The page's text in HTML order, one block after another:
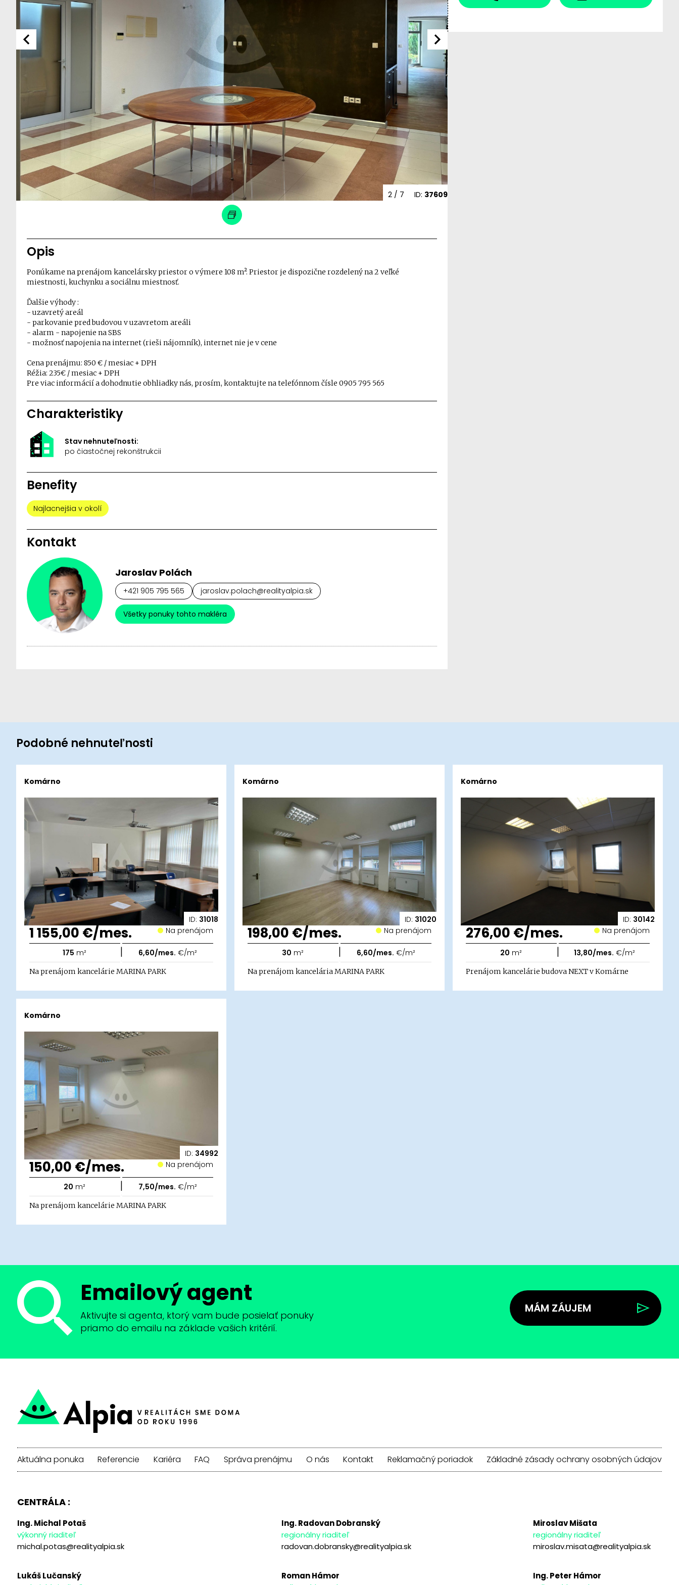
ID: 37609
2/ 7
Opis
Ponúkame na prenájom kancelársky priestor o výmere 108 m². Priestor je dispozične rozdelený na 2 veľké
miestnosti, kuchynku a sociálnu miestnosť.
Ďalšie výhody :
- uzavretý areál
- parkovanie pred budovou v uzavretom areáli
- alarm - napojenie na SBS
- možnosť napojenia na internet (rieši nájomník), internet nie je v cene
Cena prenájmu: 850 € / mesiac + DPH
Réžia: 235€ / mesiac + DPH
Pre viac informácií a dohodnutie obhliadky nás, prosím, kontaktujte na telefónnom čísle 0905 795 565
Charakteristiky
Stav nehnuteľnosti:
po čiastočnej rekonštrukcii
Benefity
Najlacnejšia v okolí
Kontakt
Jaroslav Polách
+421 905 795 565 jaroslav.polach@realityalpia.sk
Všetky ponuky tohto makléra
Podobné nehnuteľnosti
ID: 31018
Komárno
1 155,00 €/mes. Na prenájom
175 m² | 6,60/mes. €/m²
Na prenájom kancelárie MARINA PARK
ID: 31020
Komárno
198,00 €/mes. Na prenájom
30 m² | 6,60/mes. €/m²
Na prenájom kancelária MARINA PARK
ID: 30142
Komárno
276,00 €/mes. Na prenájom
20 m² | 13,80/mes. €/m²
Prenájom kancelárie budova NEXT v Komárne
ID: 34992
Komárno
150,00 €/mes. Na prenájom
20 m² | 7,50/mes. €/m²
Na prenájom kancelárie MARINA PARK
Emailový agent
Aktivujte si agenta, ktorý vam bude posielať ponuky
priamo do emailu na základe vašich kritérií.
MÁM ZÁUJEM
Aktuálna ponuka Referencie Kariéra FAQ Správa prenájmu O nás Kontakt Reklamačný poriadok Základné zásady ochrany osobných údajov
CENTRÁLA :
Ing. Michal Potaš
výkonný riaditeľ
michal.potas@realityalpia.sk
Ing. Radovan Dobranský
regionálny riaditeľ
radovan.dobransky@realityalpia.sk
Miroslav Mišata
regionálny riaditeľ
miroslav.misata@realityalpia.sk
Lukáš Lučanský
Roman Hámor
Ing. Peter Hámor